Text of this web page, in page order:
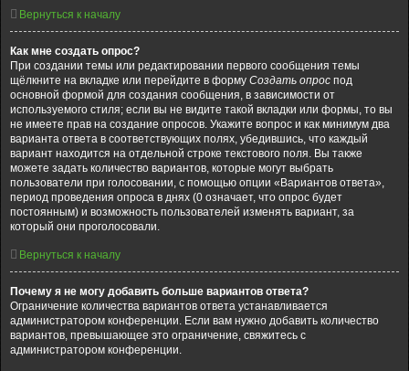
Вернуться к началу
Как мне создать опрос?
При создании темы или редактировании первого сообщения темы
щёлкните на вкладке или перейдите в форму Создать опрос под
основной формой для создания сообщения, в зависимости от
используемого стиля; если вы не видите такой вкладки или формы, то вы
не имеете прав на создание опросов. Укажите вопрос и как минимум два
варианта ответа в соответствующих полях, убедившись, что каждый
вариант находится на отдельной строке текстового поля. Вы также
можете задать количество вариантов, которые могут выбрать
пользователи при голосовании, с помощью опции «Вариантов ответа»,
период проведения опроса в днях (0 означает, что опрос будет
постоянным) и возможность пользователей изменять вариант, за
который они проголосовали.
Вернуться к началу
Почему я не могу добавить больше вариантов ответа?
Ограничение количества вариантов ответа устанавливается
администратором конференции. Если вам нужно добавить количество
вариантов, превышающее это ограничение, свяжитесь с
администратором конференции.